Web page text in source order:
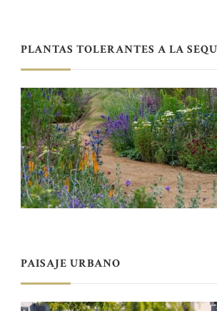
PLANTAS TOLERANTES A LA
PAISAJE URBANO